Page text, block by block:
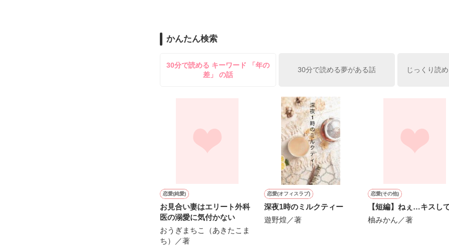
作品を読む
雪瀬鷹哉（29）が『──俺と結婚してくれないか』といきなりプロポーズをしてきた上
鷹哉『宜しくな、俺の雛子』🦅
雛子『俺の……ひぃ、雛子？！！！』🐥
シゴデキで冷徹な上司が見せる素顔は、なぜか想像以上に甘くて……🐥💓🦅
※表紙も作中使用の画像も全てフリー素材です。
※執筆期間2026.6.3〜7.20完結です。
※他サイトさんにて恋愛トレンド1位でした〜良かったら読んで頂けると嬉しいです。
作品を読む
かんたん検索
30分で読める キーワード 「年の
差」 の話
30分で読める夢がある話 じっくり読
恋愛(純愛)
お見合い妻はエリート外科
医の溺愛に気付かない
おうぎまちこ（あきたこま
ち）／著
恋愛(オフィスラブ)
深夜1時のミルクティー
遊野煌／著
恋愛(その他)
【短編】ねぇ…キスし
柚みかん／著